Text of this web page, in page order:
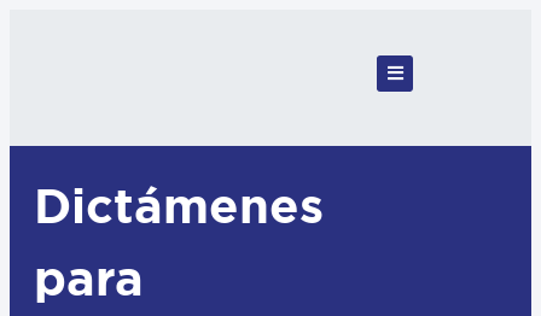
Dictámenes
para